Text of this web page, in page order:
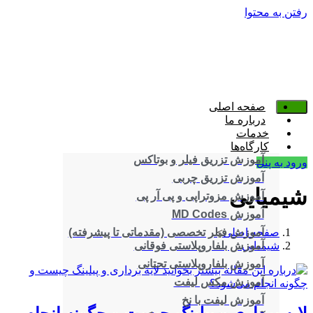
رفتن به محتوا
صفحه اصلی
درباره ما
خدمات
کارگاه‌ها
آموزش تزریق فیلر و بوتاکس
آموزش تزریق چربی
آموزش مزوتراپی و پی آر پی
آموزش MD Codes
آموزش فیلر تخصصی (مقدماتی تا پیشرفته)
آموزش بلفاروپلاستی فوقانی
آموزش بلفاروپلاستی تحتانی
آموزش مکس لیفت
آموزش لیفت با نخ
ورود به پنل
شیمیایی
صفحه اصلی>
شیمیایی